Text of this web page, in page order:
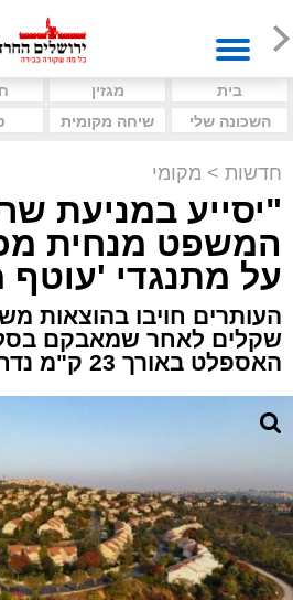
בית מגזין
השכונה שלי
שיחה מקומית
חדשות > מקומי
"יסייע במניעת
המשפט מנחית
על מתנגדי
שקלים לאחר שמאבקם
האספלט באורך 23 ק"מ נדחה בבית המשפט